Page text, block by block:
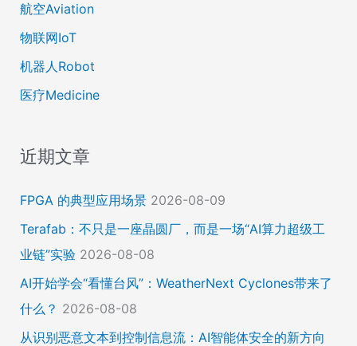
航空Aviation
物联网IoT
机器人Robot
医疗Medicine
近期文章
FPGA 的典型应用场景 2026-08-09
Terafab：不只是一座晶圆厂，而是一场“AI算力超级工
业链”实验 2026-08-08
AI开始学会“看懂台风”：WeatherNext Cyclones带来了
什么？ 2026-08-08
从识别恶意文本到控制信息流：AI智能体安全的新方向